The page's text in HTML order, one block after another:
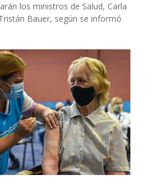
los ministros de Salud, Carla
Bauer, según se informó